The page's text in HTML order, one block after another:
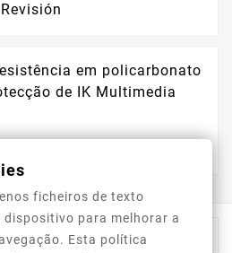
Revisión
em policarbonato
de IK Multimedia
ficheiros de texto
dispositivo para melhorar a
Esta política